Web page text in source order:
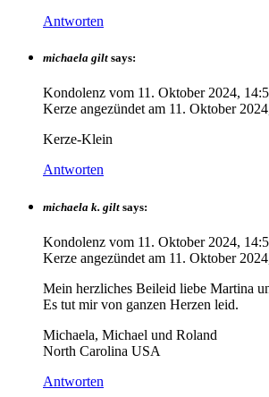
Antworten
michaela gilt says:
Kondolenz vom 11. Oktober 2024,
Kerze angezündet am 11. Oktober
Kerze-Klein
Antworten
michaela k. gilt says:
Kondolenz vom 11. Oktober 2024,
Kerze angezündet am 11. Oktober
Mein herzliches Beileid liebe Martina
Es tut mir von ganzen Herzen leid.
Michaela, Michael und Roland
North Carolina USA
Antworten